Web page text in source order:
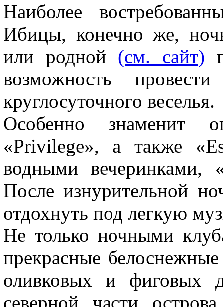
Наиболее
Ибицы, конечно же,
или родной (см. сайт)
возможность
круглосуточного веселья.
Особенно знаменит
«Privilege», а также
водными вечеринками,
После изнурительной
отдохнуть под легкую
Не только ночными
прекрасные
оливковых и фиговых
северной части